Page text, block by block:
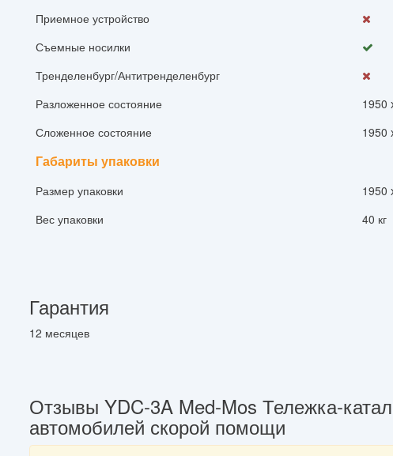
Приемное устройство
Съемные носилки
Тренделенбург/Антитренделенбург
Разложенное состояние
1950
Сложенное состояние
1950
Габариты упаковки
Размер упаковки
1950
Вес упаковки
40 кг
Гарантия
12 месяцев
Отзывы YDC-3A Med-Mos Тележка-
автомобилей скорой помощи